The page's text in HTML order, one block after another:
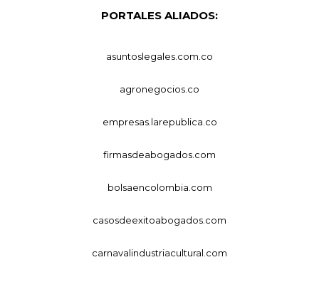
PORTALES ALIADOS:
asuntoslegales.com.co
agronegocios.co
empresas.larepublica.co
firmasdeabogados.com
bolsaencolombia.com
casosdeexitoabogados.com
carnavalindustriacultural.com